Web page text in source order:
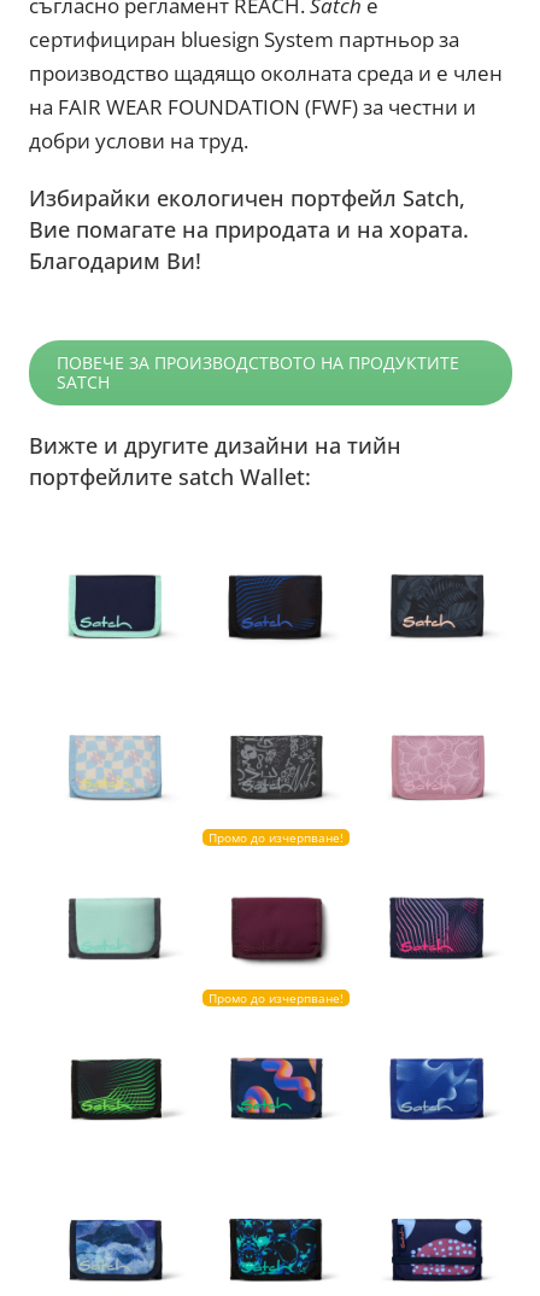
сертифициран bluesign System партньор за
производство щадящо околната среда и е член
на FAIR WEAR FOUNDATION (FWF) за честни и
добри услови на труд.
Избирайки екологичен портфейл Satch,
Вие помагате на природата и на хората.
Благодарим Ви!
ПОВЕЧЕ ЗА ПРОИЗВОДСТВОТО НА ПРОДУКТИТЕ
SATCH
Вижте и другите дизайни на тийн
портфейлите satch Wallet:
Промо до изчерпване!
Промо до изчерпване!